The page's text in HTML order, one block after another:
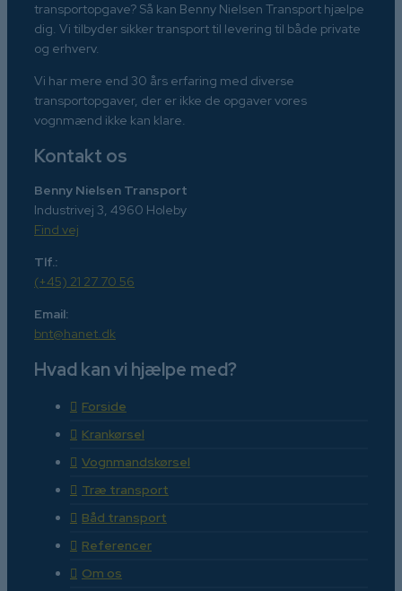
transportopgave? Så kan Benny Nielsen Transport hjælpe
dig. Vi tilbyder sikker transport til levering til både private
og erhverv.
Vi har mere end 30 års erfaring med diverse
transportopgaver, der er ikke de opgaver vores
vognmænd ikke kan klare.
Kontakt os
Benny Nielsen Transport
Industrivej 3, 4960 Holeby
Find vej
Tlf.:
(+45) 21 27 70 56
Email:
bnt@hanet.dk
Hvad kan vi hjælpe med?
Forside
Krankørsel
Vognmandskørsel
Træ transport
Båd transport
Referencer
Om os